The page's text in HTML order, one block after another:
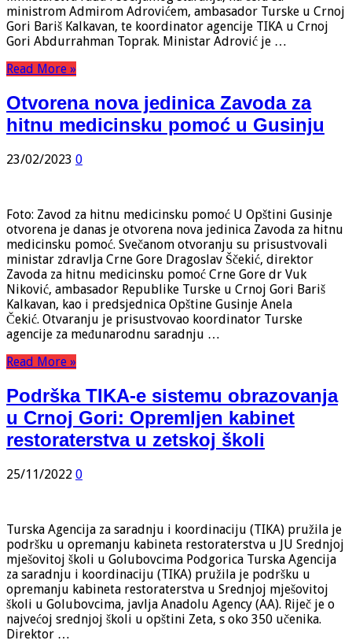
ministrom Admirom Adrovićem, ambasador Turske u Crnoj
Gori Bariš Kalkavan, te koordinator agencije TIKA u Crnoj
Gori Abdurrahman Toprak. Ministar Adrović je …
Read More »
Otvorena nova jedinica Zavoda za
hitnu medicinsku pomoć u Gusinju
23/02/2023 0
Foto: Zavod za hitnu medicinsku pomoć U Opštini Gusinje
otvorena je danas je otvorena nova jedinica Zavoda za hitnu
medicinsku pomoć. Svečanom otvoranju su prisustvovali
ministar zdravlja Crne Gore Dragoslav Ščekić, direktor
Zavoda za hitnu medicinsku pomoć Crne Gore dr Vuk
Niković, ambasador Republike Turske u Crnoj Gori Bariš
Kalkavan, kao i predsjednica Opštine Gusinje Anela
Čekić. Otvaranju je prisustvovao koordinator Turske
agencije za međunarodnu saradnju …
Read More »
Podrška TIKA-e sistemu obrazovanja
u Crnoj Gori: Opremljen kabinet
restoraterstva u zetskoj školi
25/11/2022 0
Turska Agencija za saradnju i koordinaciju (TIKA) pružila je
podršku u opremanju kabineta restoraterstva u JU Srednjoj
mješovitoj školi u Golubovcima Podgorica Turska Agencija
za saradnju i koordinaciju (TIKA) pružila je podršku u
opremanju kabineta restoraterstva u Srednjoj mješovitoj
školi u Golubovcima, javlja Anadolu Agency (AA). Riječ je o
najvećoj srednjoj školi u opštini Zeta, s oko 350 učenika.
Direktor …